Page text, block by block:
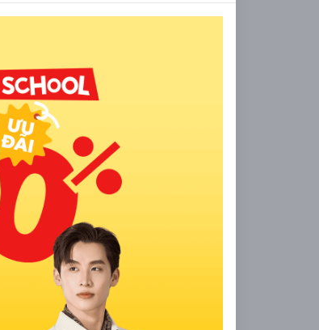
đẹp thỏa sức biến hóa.
năm nay đều hướng
chất liệu.